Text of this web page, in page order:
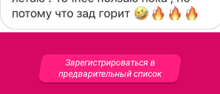
Зарегистрироваться в
предварительный список